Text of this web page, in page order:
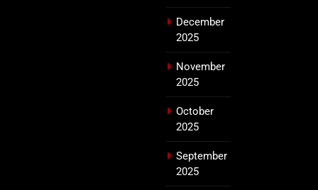
December
2025
November
2025
October
2025
September
2025